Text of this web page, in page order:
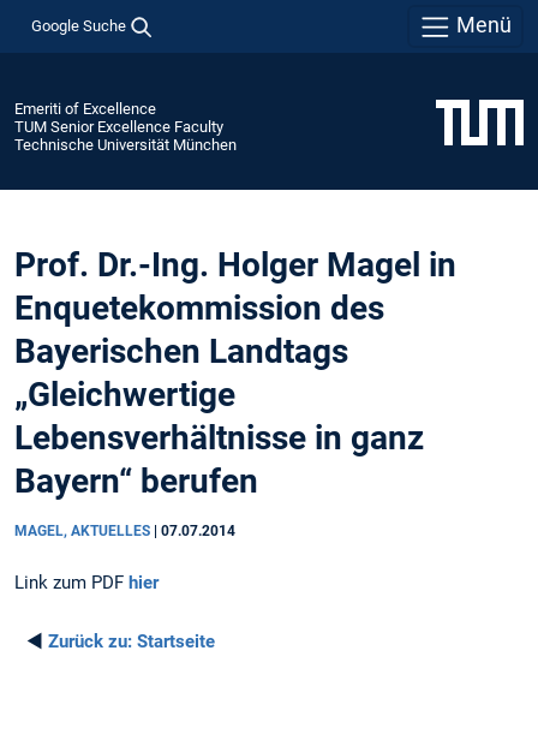
Google Suche Menü
Emeriti of Excellence
TUM Senior Excellence Faculty
Technische Universität München
Prof. Dr.-Ing. Holger Magel in
Enquetekommission des
Bayerischen Landtags
„Gleichwertige
Lebensverhältnisse in ganz
Bayern“ berufen
MAGEL, AKTUELLES 07.07.2014
Link zum PDF hier
◄ Zurück zu: Startseite